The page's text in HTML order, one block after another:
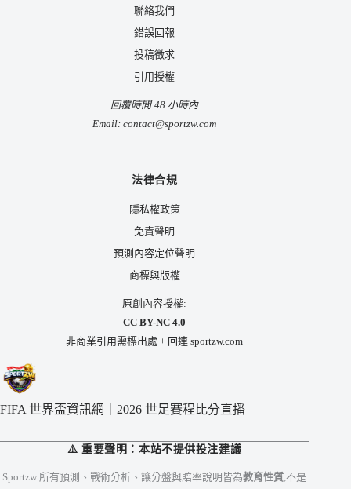
聯絡我們
錯誤回報
投稿徵求
引用授權
回覆時間:48 小時內
Email:contact@sportzw.com
法律合規
隱私權政策
免責聲明
預測內容定位聲明
商標與版權
原創內容授權:
CC BY-NC 4.0
非商業引用需標出處 + 回連 sportzw.com
FIFA 世界盃資訊網｜2026 世足賽程比分直播
⚠️ 重要聲明：本站不提供投注建議
Sportzw 所有預測、戰術分析、讓分盤與賠率說明皆為教育性質,不是